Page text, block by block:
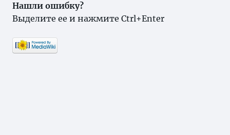
Нашли ошибку?
Выделите ее и нажмите Ctrl+Enter